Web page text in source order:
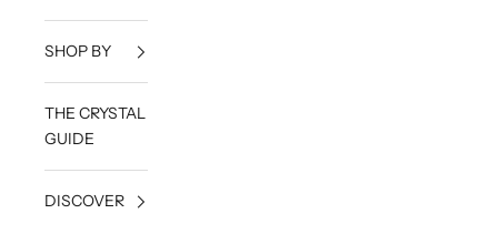
SHOP BY
THE CRYSTAL
GUIDE
DISCOVER